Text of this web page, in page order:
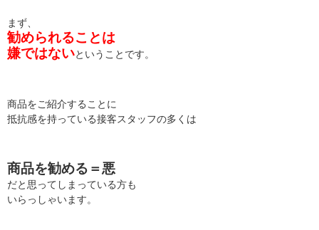
まず、
勧められることは
嫌ではないということです。
商品をご紹介することに
抵抗感を持っている接客スタッフの多くは
商品を勧める＝悪
だと思ってしまっている方も
いらっしゃいます。